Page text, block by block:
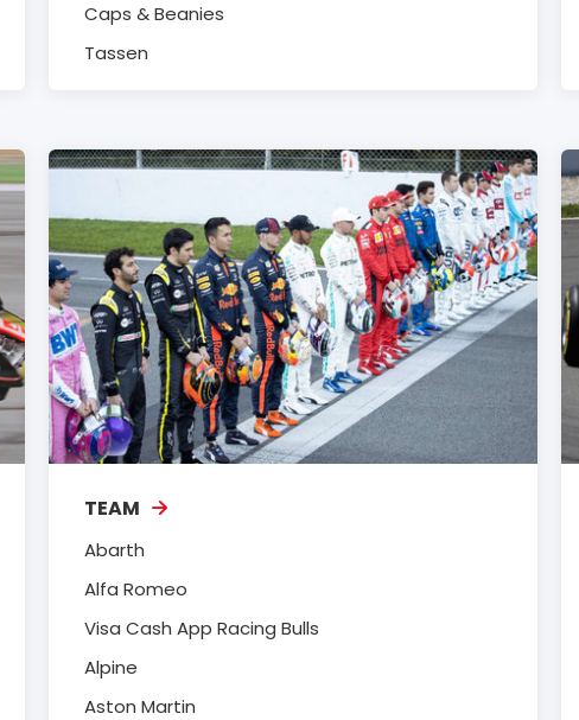
Caps & Beanies
Tassen
TEAM
Abarth
Alfa Romeo
Visa Cash App Racing Bulls
Alpine
Aston Martin